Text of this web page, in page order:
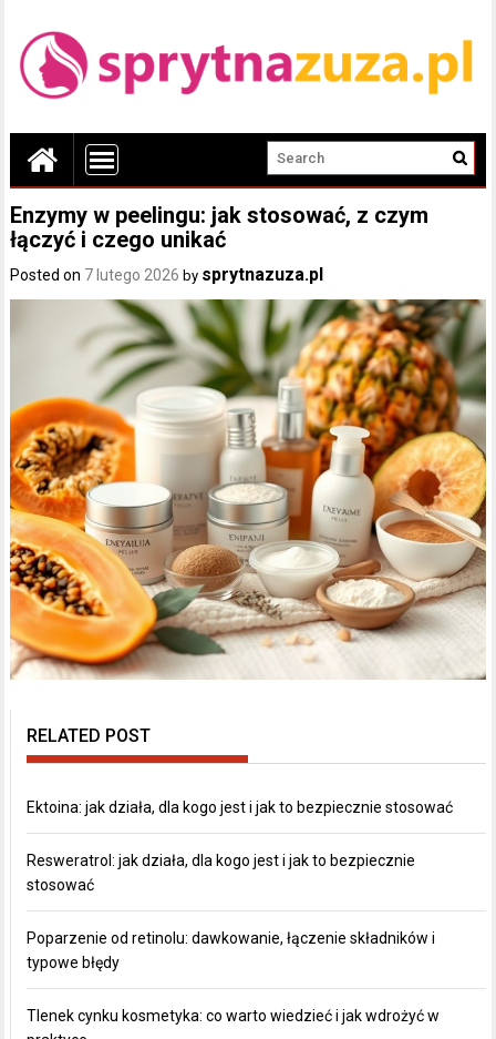
Enzymy w peelingu: jak stosować, z czym
łączyć i czego unikać
Posted on 7 lutego 2026 by sprytnazuza.pl
RELATED POST
Ektoina: jak działa, dla kogo jest i jak to bezpiecznie stosować
Resweratrol: jak działa, dla kogo jest i jak to bezpiecznie
stosować
Poparzenie od retinolu: dawkowanie, łączenie składników i
typowe błędy
Tlenek cynku kosmetyka: co warto wiedzieć i jak wdrożyć w